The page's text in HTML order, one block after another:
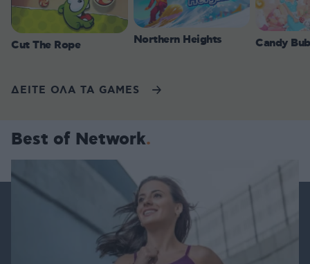
Cut The Rope Northern Heights Candy
ΔΕΙΤΕ ΟΛΑ ΤΑ GAMES
Best of Network